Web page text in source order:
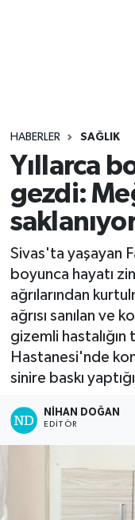
HABERLER SAĞLIK
Yıllarca
gezdi:
Sivas'ta yaşayan
boyunca hayatı
ağrılarından
ağrısı sanılan ve
gizemli hastalığın
Hastanesi'nde
sinire baskı
NIHAN DOĞAN
EDITÖR
Yaşam